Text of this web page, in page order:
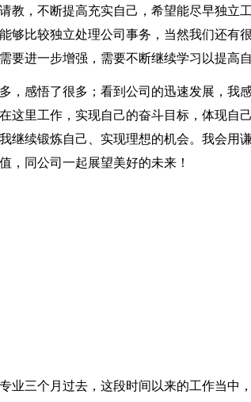
教，不断提高充实自己，希望能尽早独立
够比较独立处理公司事务，当然我们还有
要进一步增强，需要不断继续学习以提高自
，感悟了很多；看到公司的迅速发展，我
这里工作，实现自己的奋斗目标，体现自
继续锻炼自己、实现理想的机会。我会用
，同公司一起展望美好的未来！
业三个月过去，这段时间以来的工作当中